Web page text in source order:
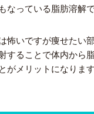
なっている脂肪溶解で
怖いですが痩せたい
することで体内から
がメリットになります